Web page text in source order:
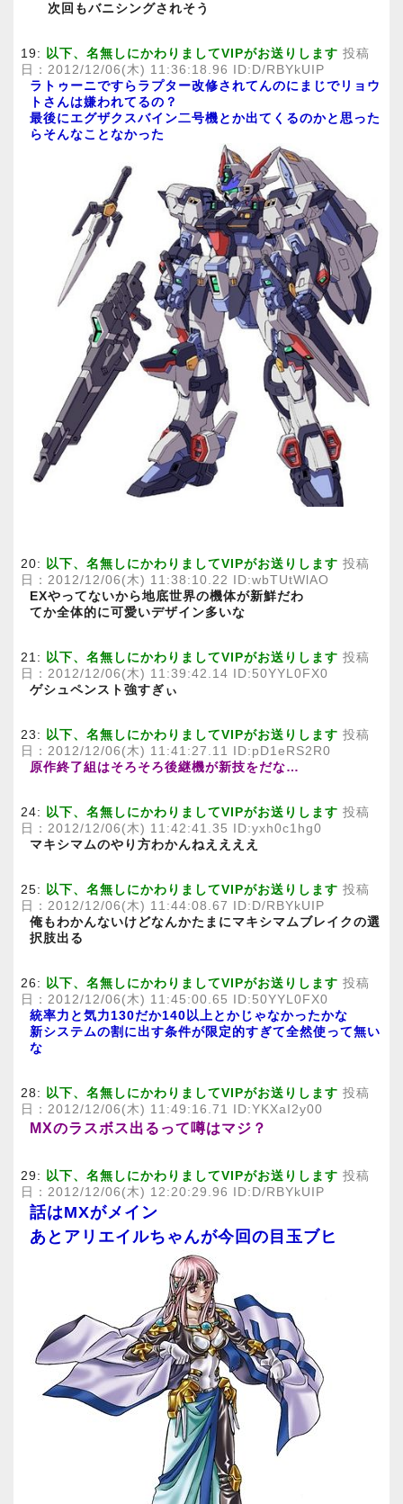
次回もバニシングされそう
19: 以下、名無しにかわりましてVIPがお送りします 投稿
日：2012/12/06(木) 11:36:18.96 ID:D/RBYkUIP
ラトゥーニですらラプター改修されてんのにまじでリョウ
トさんは嫌われてるの？
最後にエグザクスバイン二号機とか出てくるのかと思った
らそんなことなかった
20: 以下、名無しにかわりましてVIPがお送りします 投稿
日：2012/12/06(木) 11:38:10.22 ID:wbTUtWlAO
EXやってないから地底世界の機体が新鮮だわ
てか全体的に可愛いデザイン多いな
21: 以下、名無しにかわりましてVIPがお送りします 投稿
日：2012/12/06(木) 11:39:42.14 ID:50YYL0FX0
ゲシュペンスト強すぎぃ
23: 以下、名無しにかわりましてVIPがお送りします 投稿
日：2012/12/06(木) 11:41:27.11 ID:pD1eRS2R0
原作終了組はそろそろ後継機が新技をだな…
24: 以下、名無しにかわりましてVIPがお送りします 投稿
日：2012/12/06(木) 11:42:41.35 ID:yxh0c1hg0
マキシマムのやり方わかんねええええ
25: 以下、名無しにかわりましてVIPがお送りします 投稿
日：2012/12/06(木) 11:44:08.67 ID:D/RBYkUIP
俺もわかんないけどなんかたまにマキシマムブレイクの選
択肢出る
26: 以下、名無しにかわりましてVIPがお送りします 投稿
日：2012/12/06(木) 11:45:00.65 ID:50YYL0FX0
統率力と気力130だか140以上とかじゃなかったかな
新システムの割に出す条件が限定的すぎて全然使って無い
な
28: 以下、名無しにかわりましてVIPがお送りします 投稿
日：2012/12/06(木) 11:49:16.71 ID:YKXaI2y00
MXのラスボス出るって噂はマジ？
29: 以下、名無しにかわりましてVIPがお送りします 投稿
日：2012/12/06(木) 12:20:29.96 ID:D/RBYkUIP
話はMXがメイン
あとアリエイルちゃんが今回の目玉ブヒ